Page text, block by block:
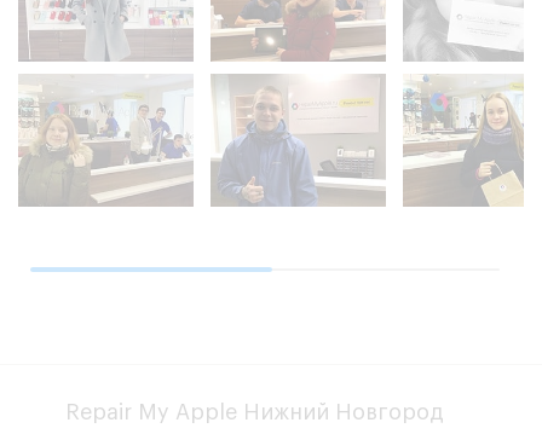
Repair My Apple Нижний Новгород